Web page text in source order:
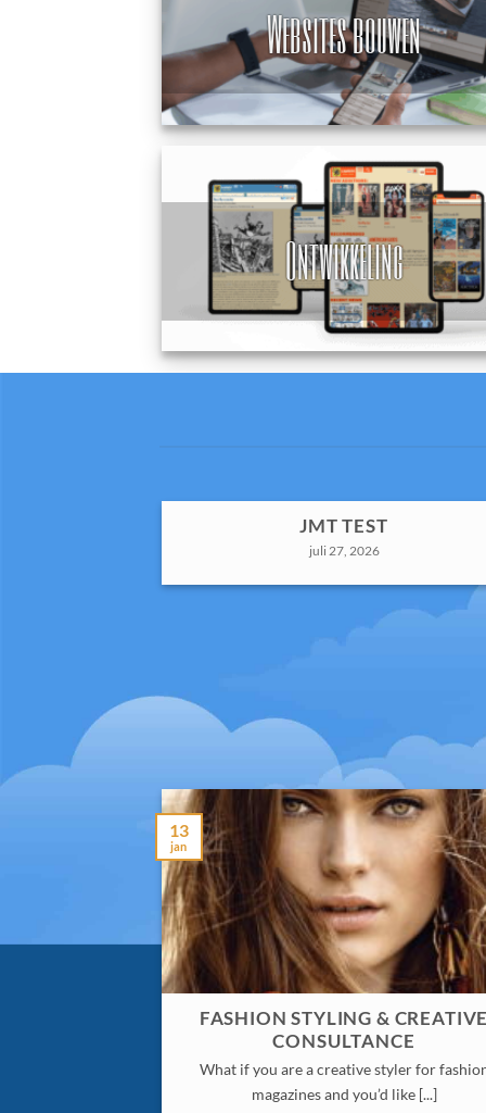
Websites bouwen
Ontwikkeling
JMT TEST
juli 27, 2026
FASHION STYLING &
CONSULTANCE
What if you are a creative styler for
magazines and you’d like [...]
13
jan